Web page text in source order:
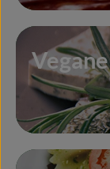
So geht's
Über uns
Blog